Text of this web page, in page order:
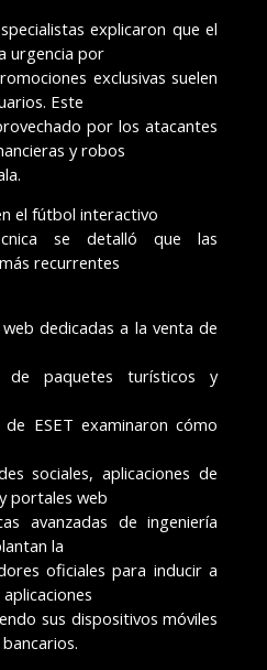
explicaron que el
urgencia por
exclusivas suelen
Este
por los atacantes
y robos
el fútbol interactivo
se detalló que las
recurrentes
dedicadas a la venta de
de paquetes turísticos y
ESET examinaron cómo
sociales, aplicaciones de
portales web
avanzadas de ingeniería
la
oficiales para inducir a
sus dispositivos móviles